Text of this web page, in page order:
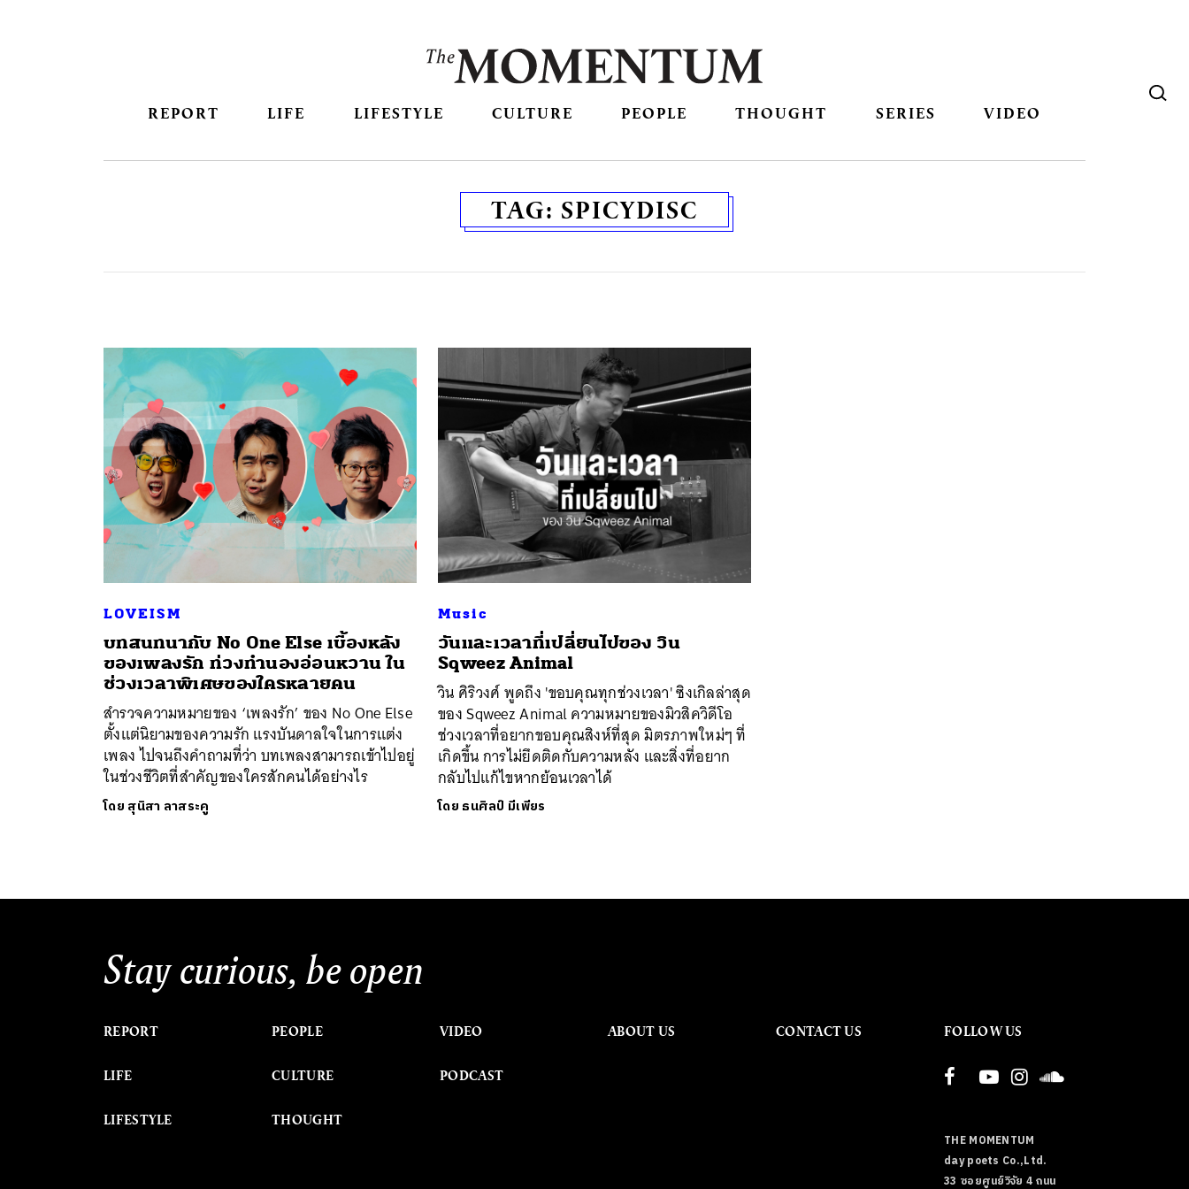
REPORT LIFE LIFESTYLE CULTURE PEOPLE THOUGHT SERIES VIDEO
TAG: SPICYDISC
LOVEISM
บทสนทนากับ No One Else เบื้องหลัง
ของเพลงรัก ท่วงทำนองอ่อนหวาน ใน
ช่วงเวลาพิเศษของใครหลายคน
สำรวจความหมายของ ‘เพลงรัก’ ของ No One Else
ตั้งแต่นิยามของความรัก แรงบันดาลใจในการแต่ง
เพลง ไปจนถึงคำถามที่ว่า บทเพลงสามารถเข้าไปอยู่
ในช่วงชีวิตที่สำคัญของใครสักคนได้อย่างไร
โดย สุนิสา ลาสระคู
Music
วันและเวลาที่เปลี่ยนไปของ วิน
Sqweez Animal
วิน ศิริวงศ์ พูดถึง 'ขอบคุณทุกช่วงเวลา' ซิงเกิลล่าสุด
ของ Sqweez Animal ความหมายของมิวสิควิดีโอ
ช่วงเวลาที่อยากขอบคุณสิงห์ที่สุด มิตรภาพใหม่ๆ ที่
เกิดขึ้น การไม่ยึดติดกับความหลัง และสิ่งที่อยาก
กลับไปแก้ไขหากย้อนเวลาได้
โดย ธนศิลป์ มีเพียร
Stay curious, be open
REPORT
LIFE
LIFESTYLE
PEOPLE
CULTURE
THOUGHT
VIDEO
PODCAST
ABOUT US CONTACT US FOLLOW US
THE MOMENTUM
day poets Co.,Ltd.
33 ซอยศูนย์วิจัย 4 ถนน
ค้นหา
SHARE TWEET LINE EMAIL